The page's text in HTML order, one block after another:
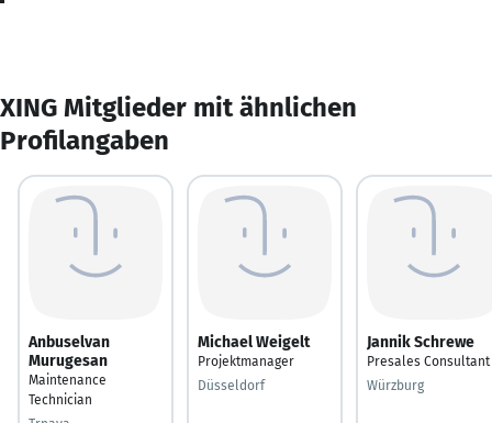
XING Mitglieder mit ähnlichen
Profilangaben
Anbuselvan
Murugesan
Maintenance
Technician
Michael Weigelt
Projektmanager
Düsseldorf
Jannik Schrewe
Presales Consultant
Würzburg